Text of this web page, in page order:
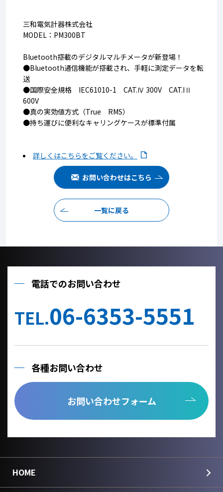
三和電気計器株式会社
MODEL：PM300BT
Bluetooth搭載のデジタルマルチメータが新登場！
●Bluetooth通信機能が搭載され、手軽に測定データを転
送
●国際安全規格 IEC61010-1 CAT.Ⅳ 300V CAT.IⅡ
600V
●真の実効値方式（True RMS）
●持ち運びに便利なキャリングケースが標準付属
詳しくはこちらをご覧ください。
お問い合わせはこちら
一覧に戻る
電話でのお問い合わせ
TEL.06-6353-5551
各種お問い合わせ
お問い合わせフォーム
HOME